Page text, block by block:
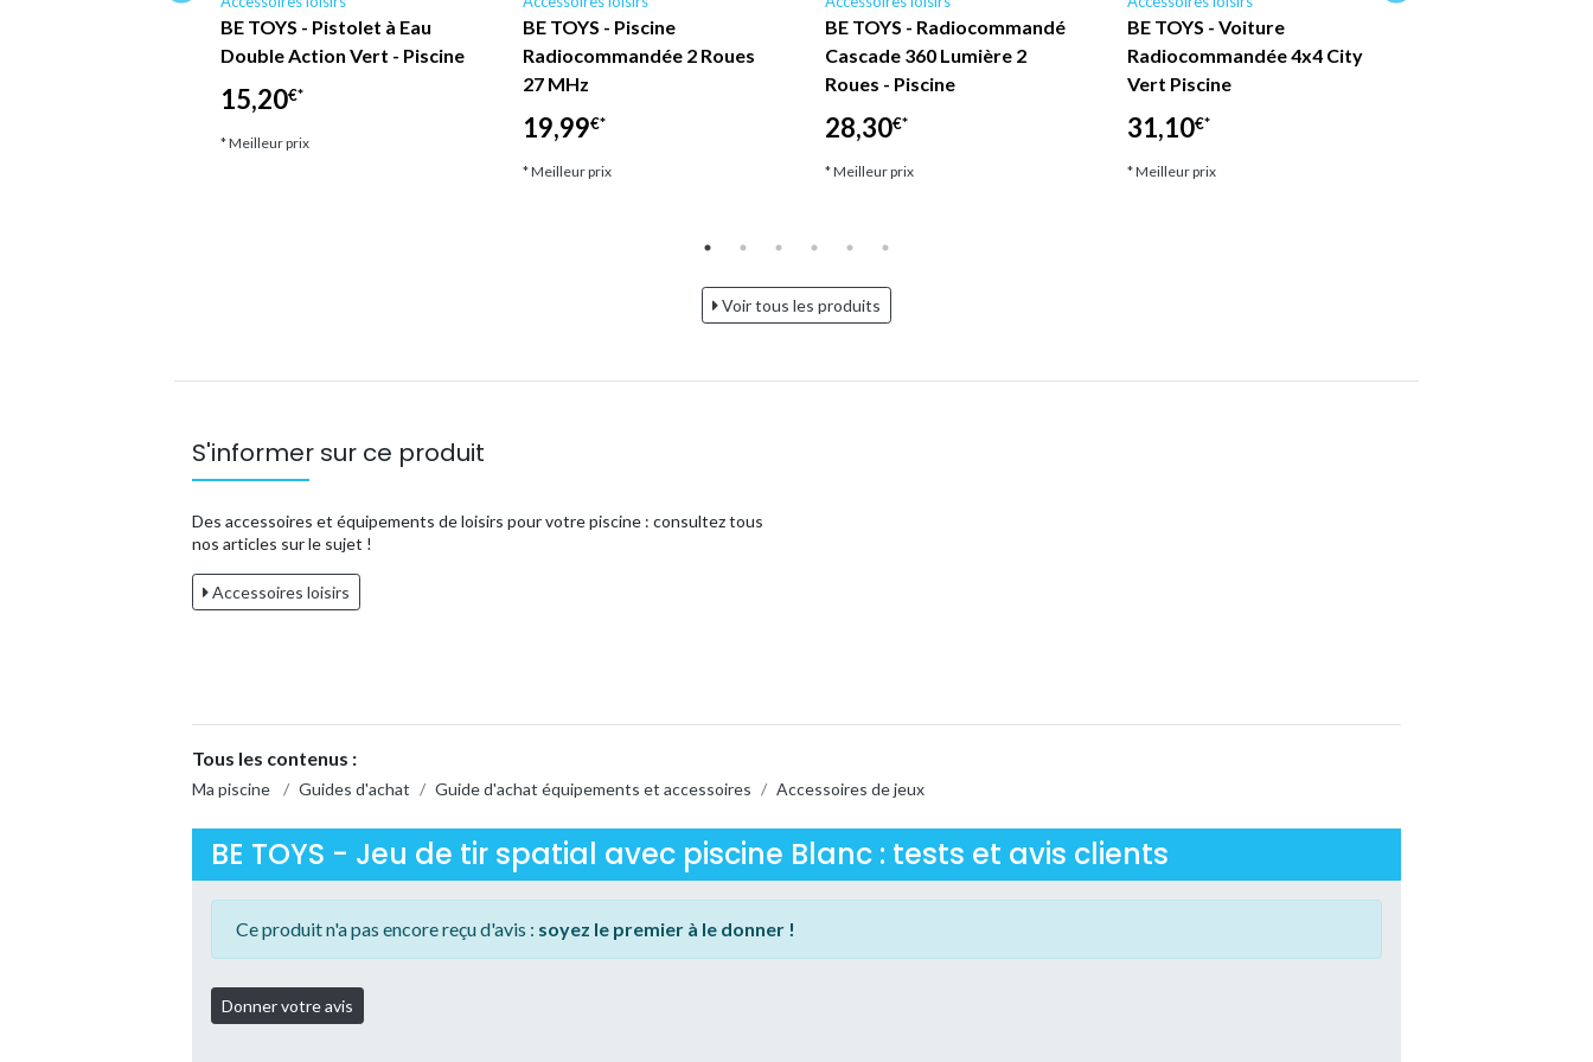
BE TOYS - Pistolet à Eau
Double Action Vert - Piscine
15,20€*
* Meilleur prix
BE TOYS - Piscine
Radiocommandée 2 Roues
27 MHz
19,99€*
* Meilleur prix
BE TOYS - Radiocommandé
Cascade 360 Lumière 2
Roues - Piscine
28,30€*
* Meilleur prix
BE TOYS - Voiture
Radiocommandée 4x4 City
Vert Piscine
31,10€*
* Meilleur prix
Voir tous les produits
S'informer sur ce produit
Des accessoires et équipements de loisirs pour votre piscine : consultez tous
nos articles sur le sujet !
Accessoires loisirs
Tous les contenus :
Ma piscine / Guides d'achat / Guide d'achat équipements et accessoires / Accessoires de jeux
BE TOYS - Jeu de tir spatial avec piscine Blanc : tests et avis clients
Ce produit n'a pas encore reçu d'avis : soyez le premier à le donner !